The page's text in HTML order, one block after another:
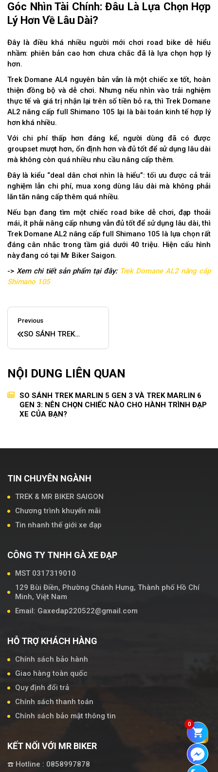
Góc Nhìn Tài Chính: Đâu Là Lựa Chọn Hợp
Lý Hơn Về Lâu Dài?
Đây là điều khá nhiều người mới chơi road bike dễ hiểu
nhầm: phiên bản cao hơn chưa chắc đã là lựa chọn hợp lý
hơn.
Trek Domane AL4 nguyên bản vẫn là một chiếc xe tốt, hoàn
thiện đồng bộ và dễ chơi. Nhưng nếu nhìn vào trải nghiệm
thực tế và giá trị nhận lại trên số tiền bỏ ra, thì Trek Domane
AL2 nâng cấp full Shimano 105 lại là bài toán kinh tế hợp lý
hơn khá nhiều.
Với chi phí thấp hơn đáng kể, người dùng đã có được
groupset mượt hơn, ổn định hơn và đủ tốt để sử dụng lâu dài
mà không còn quá nhiều nhu cầu nâng cấp thêm.
Đây là kiểu “deal dân chơi nhìn là hiểu”: tối ưu được cả trải
nghiệm lẫn chi phí, mua xong dùng lâu dài mà không phải
lăn tăn nâng cấp thêm quá nhiều.
Nếu bạn đang tìm một chiếc road bike dễ chơi, đạp thoải
mái, ít phải nâng cấp nhưng vẫn đủ tốt để sử dụng lâu dài, thì
Trek Domane AL2 nâng cấp full Shimano 105 là lựa chọn rất
đáng cân nhắc trong tầm giá dưới 40 triệu. Hiện cấu hình
này đang có tại Mr Biker Saigon.
->Xem chi tiết sản phẩm tại đây: Trek Domane AL2 nâng cấp
Shimano 105
Previous
SO SÁNH TREK
NÀO CHO HÀNH
TRÌNH ĐẠP XE CỦA
BẠN?
NỘI DUNG LIÊN QUAN
SO SÁNH TREK MARLIN 5 GEN 3 VÀ TREK MARLIN 6
GEN 3: NÊN CHỌN CHIẾC NÀO CHO HÀNH TRÌNH ĐẠP
XE CỦA BẠN?
TIN CHUYÊN NGÀNH
TREK & MR BIKER SAIGON
Chương trình khuyến mãi
Tin nhanh thế giới xe đạp
CÔNG TY TNHH GÀ XE ĐẠP
MST 0317319010
129 Bùi Điền, Phường Chánh Hưng, Thành phố Hồ Chí
Minh, Việt Nam
Email: Gaxedap220522@gmail.com
HỖ TRỢ KHÁCH HÀNG
Chính sách bảo hành
Giao hàng toàn quốc
Quy định đổi trả
Chính sách thanh toán
Chính sách bảo mật thông tin
KẾT NỐI VỚI MR BIKER
☎️ Hotline : 0858997878
0